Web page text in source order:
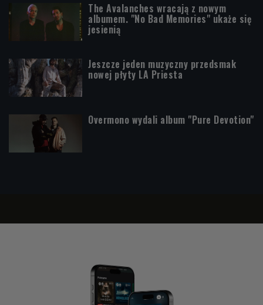
The Avalanches wracają z nowym
albumem. "No Bad Memories" ukaże się
jesienią
Jeszcze jeden muzyczny przedsmak
nowej płyty LA Priesta
Overmono wydali album "Pure Devotion"